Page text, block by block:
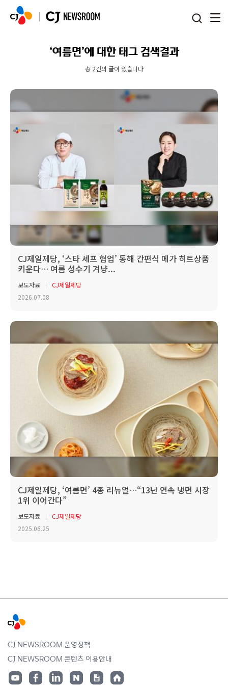
‘여름면’에 대한 태그 검색결과
총 2건의 글이 있습니다
CJ제일제당, ‘스타 셰프 협업’ 통해 간편식 메가 히트상품
키운다… 여름 성수기 겨냥...
보도자료
CJ제일제당
2026.07.08
CJ제일제당, ‘여름면’ 4종 리뉴얼…“13년 연속 냉면 시장
1위 이어간다”
보도자료
CJ제일제당
2025.06.25
CJ NEWSROOM 운영정책
CJ NEWSROOM 콘텐츠 이용안내